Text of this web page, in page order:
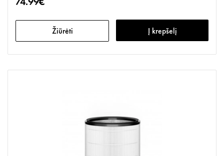
Žiūrėti Į krepšelį